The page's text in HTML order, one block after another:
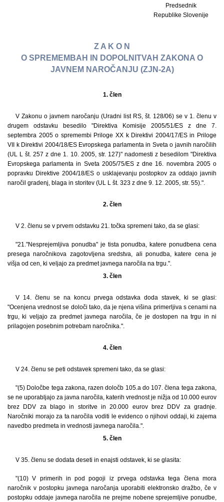
Predsednik
Republike Slovenije
Z A K O N
O SPREMEMBAH IN DOPOLNITVAH ZAKONA O
JAVNEM NAROČANJU (ZJN-2A)
1. člen
V Zakonu o javnem naročanju (Uradni list RS, št. 128/06) se v 1. členu v
drugem odstavku besedilo "Direktiva Komisije 2005/51/ES z dne 7.
septembra 2005 o spremembi Priloge XX k Direktivi 2004/17/ES in Priloge
VII k Direktivi 2004/18/ES Evropskega parlamenta in Sveta o javnih naročilih
(UL L št. 257 z dne 1. 10. 2005, str. 127)" nadomesti z besedilom "Direktiva
Evropskega parlamenta in Sveta 2005/75/ES z dne 16. novembra 2005 o
popravku Direktive 2004/18/ES o usklajevanju postopkov za oddajo javnih
naročil gradenj, blaga in storitev (UL L št. 323 z dne 9. 12. 2005, str. 55).".
2. člen
V 2. členu se v prvem odstavku 21. točka spremeni tako, da se glasi:
"21."Nesprejemljiva ponudba" je tista ponudba, katere ponudbena cena
presega naročnikova zagotovljena sredstva, ali ponudba, katere cena je
višja od cen, ki veljajo za predmet javnega naročila na trgu.".
3. člen
V 14. členu se na koncu prvega odstavka doda stavek, ki se glasi:
"Ocenjena vrednost se določi tako, da je njena višina primerljiva s cenami na
trgu, ki veljajo za predmet javnega naročila, če je dostopen na trgu in ni
prilagojen posebnim potrebam naročnika.".
4. člen
V 24. členu se peti odstavek spremeni tako, da se glasi:
"(5) Določbe tega zakona, razen določb 105.a do 107. člena tega zakona,
se ne uporabljajo za javna naročila, katerih vrednost je nižja od 10.000 eurov
brez DDV za blago in storitve in 20.000 eurov brez DDV za gradnje.
Naročniki morajo za ta naročila voditi le evidenco o njihovi oddaji, ki zajema
navedbo predmeta in vrednosti javnega naročila.".
5. člen
V 35. členu se dodata deseti in enajsti odstavek, ki se glasita:
"(10) V primerih in pod pogoji iz prvega odstavka tega člena mora
naročnik v postopku javnega naročanja uporabiti elektronsko dražbo, če v
postopku oddaje javnega naročila ne prejme nobene sprejemljive ponudbe,